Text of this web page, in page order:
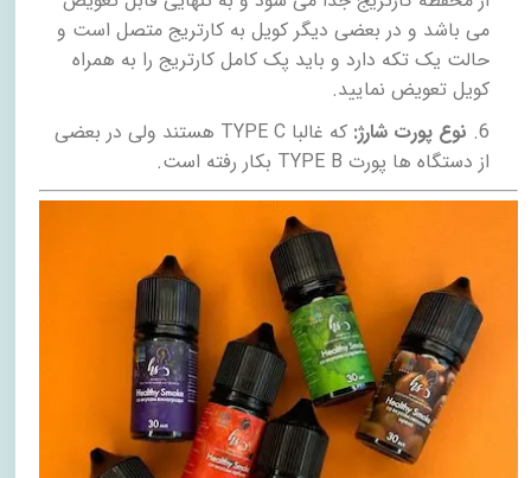
می باشد و در بعضی دیگر کویل به کارتریج متصل است و
حالت یک تکه دارد و باید پک کامل کارتریج را به همراه
کویل تعویض نمایید.
6. نوع پورت شارژ: که غالبا TYPE C هستند ولی در بعضی
از دستگاه ها پورت TYPE B بکار رفته است.